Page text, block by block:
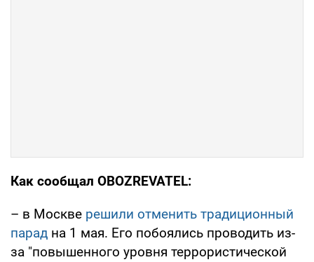
Как сообщал OBOZREVATEL:
– в Москве решили отменить традиционный
парад на 1 мая. Его побоялись проводить из-
за "повышенного уровня террористической